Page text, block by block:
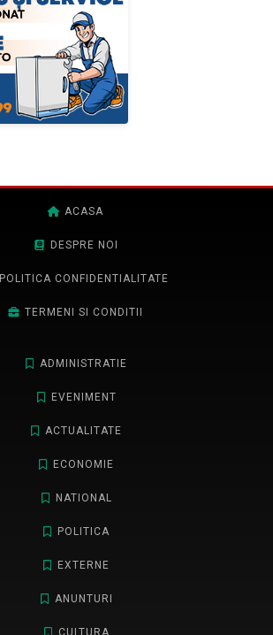
ACASA
DESPRE NOI
POLITICA CONFIDENTIALITATE
TERMENI SI CONDITII
ADMINISTRATIE
EVENIMENT
ACTUALITATE
ECONOMIE
NATIONAL
POLITICA
EXTERNE
ANUNTURI
CULTURA